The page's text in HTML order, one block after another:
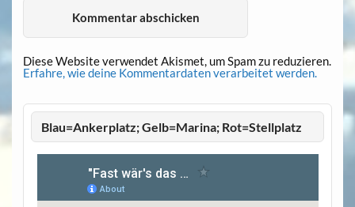
Diese Website verwendet Akismet, um Spam zu reduzieren.
Erfahre, wie deine Kommentardaten verarbeitet werden.
Blau=Ankerplatz; Gelb=Marina; Rot=Stellplatz